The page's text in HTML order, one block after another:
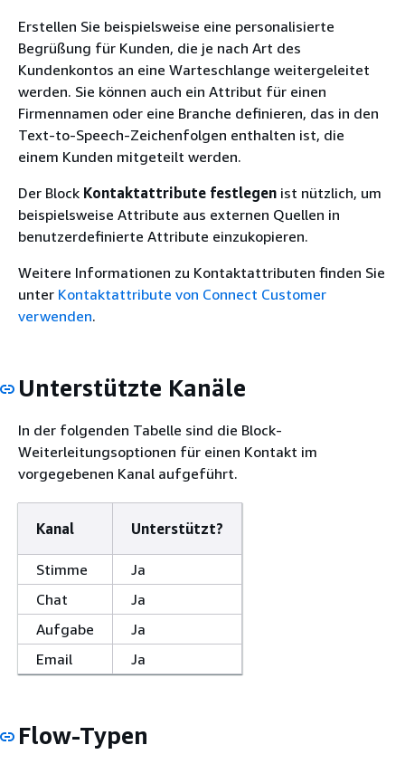
Erstellen Sie beispielsweise eine personalisierte
Begrüßung für Kunden, die je nach Art des
Kundenkontos an eine Warteschlange weitergeleitet
werden. Sie können auch ein Attribut für einen
Firmennamen oder eine Branche definieren, das in den
Text-to-Speech-Zeichenfolgen enthalten ist, die
einem Kunden mitgeteilt werden.
Der Block Kontaktattribute festlegen ist nützlich, um
beispielsweise Attribute aus externen Quellen in
benutzerdefinierte Attribute einzukopieren.
Weitere Informationen zu Kontaktattributen finden Sie
unter Kontaktattribute von Connect Customer
verwenden.
Unterstützte Kanäle
In der folgenden Tabelle sind die Block-
Weiterleitungsoptionen für einen Kontakt im
vorgegebenen Kanal aufgeführt.
Kanal Unterstützt?
Stimme
Ja
Chat
Ja
Aufgabe
Ja
Email
Ja
Flow-Typen